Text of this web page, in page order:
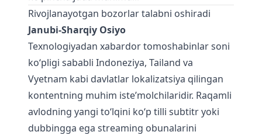
Rivojlanayotgan bozorlar talabni oshiradi
Janubi-Sharqiy Osiyo
Texnologiyadan xabardor tomoshabinlar soni
ko‘pligi sababli Indoneziya, Tailand va
Vyetnam kabi davlatlar lokalizatsiya qilingan
kontentning muhim iste’molchilaridir. Raqamli
avlodning yangi to‘lqini ko‘p tilli subtitr yoki
dubbingga ega streaming obunalarini